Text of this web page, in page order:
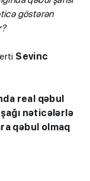
göstərən
Sevinc
real qəbul
nəticələrlə
qəbul olmaq